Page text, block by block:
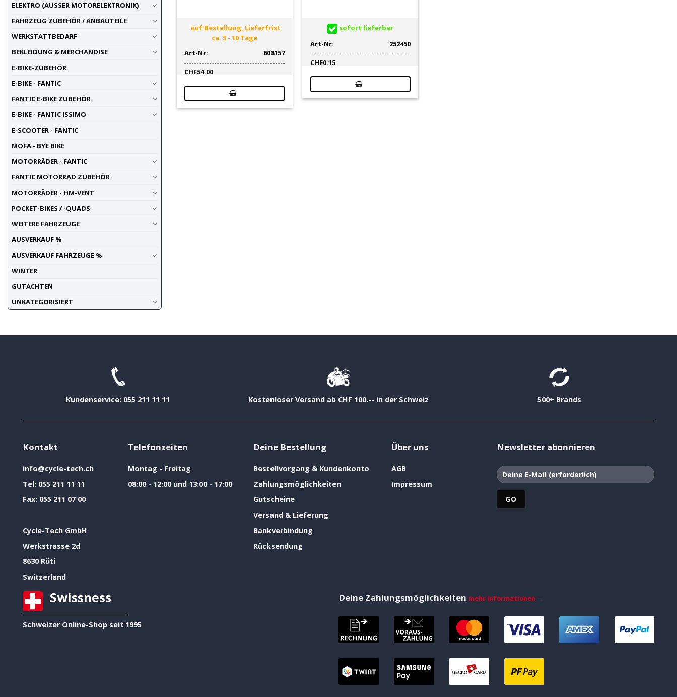
ELEKTRO (AUSSER MOTORELEKTRONIK)
FAHRZEUG ZUBEHÖR / ANBAUTEILE
WERKSTATTBEDARF
BEKLEIDUNG & MERCHANDISE
E-BIKE-ZUBEHÖR
E-BIKE - FANTIC
FANTIC E-BIKE ZUBEHÖR
E-BIKE - FANTIC ISSIMO
E-SCOOTER - FANTIC
MOFA - BYE BIKE
MOTORRÄDER - FANTIC
FANTIC MOTORRAD ZUBEHÖR
MOTORRÄDER - HM-VENT
POCKET-BIKES / -QUADS
WEITERE FAHRZEUGE
AUSVERKAUF %
AUSVERKAUF FAHRZEUGE %
WINTER
GUTACHTEN
UNKATEGORISIERT
auf Bestellung, Lieferfrist
ca. 5 - 10 Tage
Art-Nr:
608157
CHF54.00
sofort lieferbar
Art-Nr:
252450
CHF0.15
Kundenservice: 055 211 11 11 Kostenloser Versand ab CHF 100.-- in der Schweiz 500+ Brands
Kontakt
info@cycle-tech.ch
Tel: 055 211 11 11
Fax: 055 211 07 00
Cycle-Tech GmbH
Werkstrasse 2d
8630 Rüti
Switzerland
Telefonzeiten
Montag - Freitag
08:00 - 12:00 und 13:00 - 17:00
Deine Bestellung
Bestellvorgang & Kundenkonto
Zahlungsmöglichkeiten
Gutscheine
Versand & Lieferung
Bankverbindung
Rücksendung
Über uns
AGB
Impressum
Newsletter abonnieren
Swissness
Schweizer Online-Shop seit 1995
Deine Zahlungsmöglichkeiten mehr Informationen →